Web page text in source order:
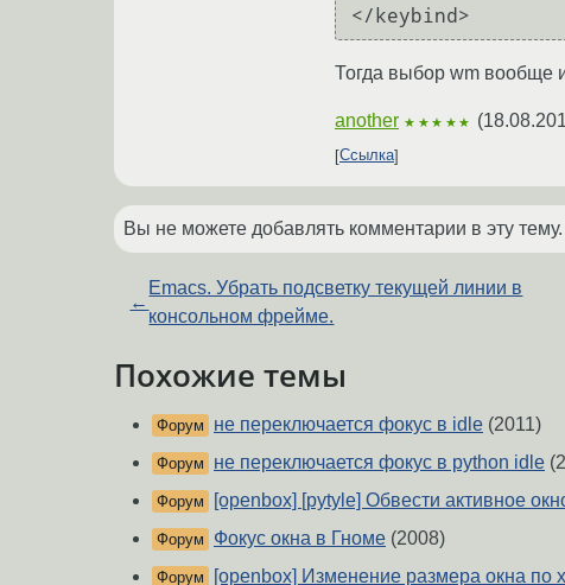
Тогда выбор wm вообще
another ★★★★★ (
Ссылка
Вы не можете добавлять комментарии в эту
←
Emacs. Убрать подсветку текущей линии в
консольном фрейме.
Похожие темы
Форум не переключается фокус в idle (2011)
Форум не переключается фокус в python idle
Форум [openbox] [pytyle] Обвести активное
Форум Фокус окна в Гноме (2008)
Форум [openbox] Изменение размера окна по